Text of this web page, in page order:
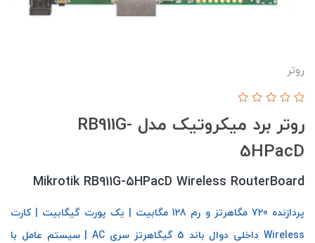
روتر
روتر برد میکروتیک مدل RB911G-
5HPacD
Mikrotik RB911G-5HPacD Wireless RouterBoard
پردازنده 720 مگاهرتز و رم 128 مگابیت | یک پورت گیگابیت | کارت
Wireless داخلی دوال باند 5 گیگاهرتز سری AC | سیستم عامل با